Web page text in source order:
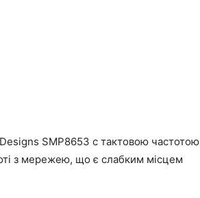
SMP8653 c тактовою частотою
з мережею, що є слабким місцем